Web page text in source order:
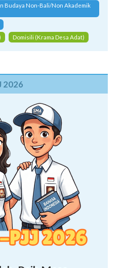
Budaya Non-Bali/Non Akademik
Domisili (Krama Desa Adat)
2026